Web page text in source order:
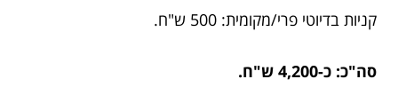
קניות בדיוטי פרי/מקומית: 500 ש"ח.
סה"כ: כ-4,200 ש"ח.